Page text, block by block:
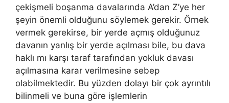
çekişmeli boşanma davalarında A’dan Z’ye her
şeyin önemli olduğunu söylemek gerekir. Örnek
vermek gerekirse, bir yerde açmış olduğunuz
davanın yanlış bir yerde açılması bile, bu dava
haklı mı karşı taraf tarafından yokluk davası
açılmasına karar verilmesine sebep
olabilmektedir. Bu yüzden dolayı bir çok ayrıntılı
bilinmeli ve buna göre işlemlerin